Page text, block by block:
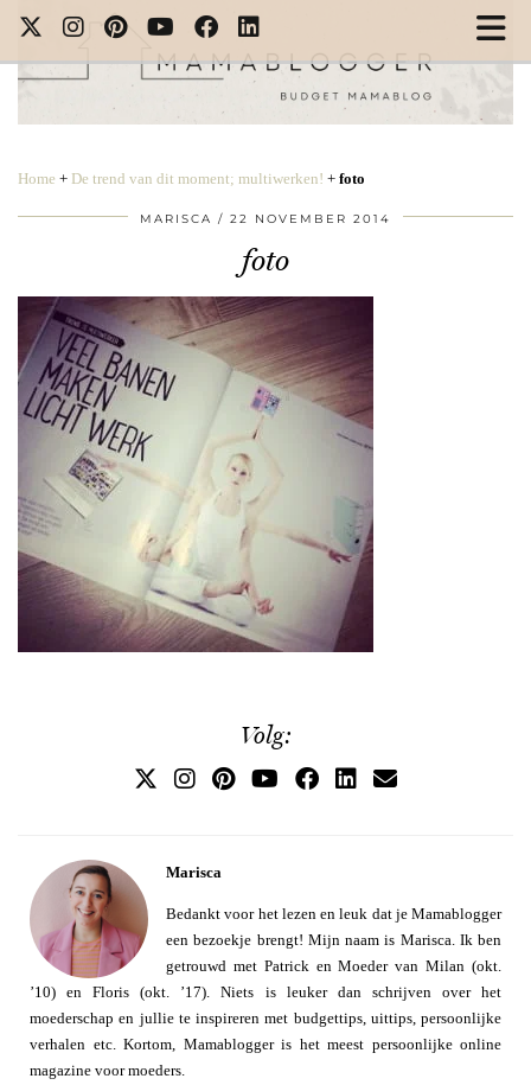
Home + De trend van dit moment; multiwerken! + foto
MARISCA 22 NOVEMBER 2014
foto
Volg:
Marisca
Bedankt voor het lezen en leuk dat je Mamablogger
een bezoekje brengt! Mijn naam is Marisca. Ik ben
getrouwd met Patrick en Moeder van Milan (okt.
’10) en Floris (okt. ’17). Niets is leuker dan schrijven over het
moederschap en jullie te inspireren met budgettips, uittips, persoonlijke
verhalen etc. Kortom, Mamablogger is het meest persoonlijke online
magazine voor moeders.